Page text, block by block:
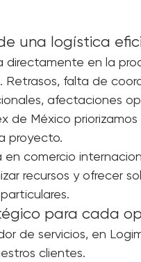
una logística
directamente en la
Retrasos, falta de
afectaciones
de México
proyecto.
en comercio
recursos y ofrecer